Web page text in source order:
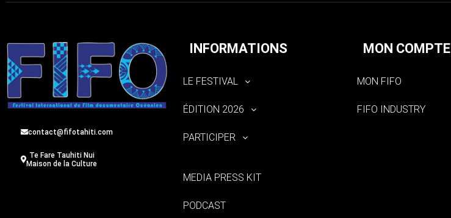
contact@fifotahiti.com
Te Fare Tauhiti Nui
Maison de la Culture
INFORMATIONS
LE FESTIVAL
ÉDITION 2026
PARTICIPER
MEDIA PRESS KIT
PODCAST
MON COMPTE
MON FIFO
FIFO INDUSTRY